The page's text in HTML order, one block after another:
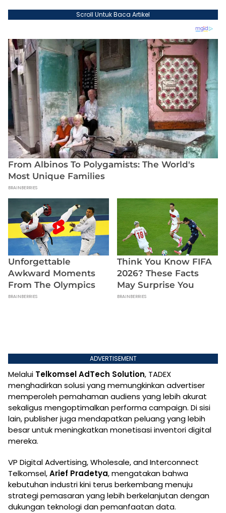
Scroll Untuk Baca Artikel
ADVERTISEMENT
Melalui Telkomsel AdTech Solution, TADEX
menghadirkan solusi yang memungkinkan advertiser
memperoleh pemahaman audiens yang lebih akurat
sekaligus mengoptimalkan performa campaign. Di sisi
lain, publisher juga mendapatkan peluang yang lebih
besar untuk meningkatkan monetisasi inventori digital
mereka.
VP Digital Advertising, Wholesale, and Interconnect
Telkomsel,Arief Pradetya, mengatakan bahwa
kebutuhan industri kini terus berkembang menuju
strategi pemasaran yang lebih berkelanjutan dengan
dukungan teknologi dan pemanfaatan data.